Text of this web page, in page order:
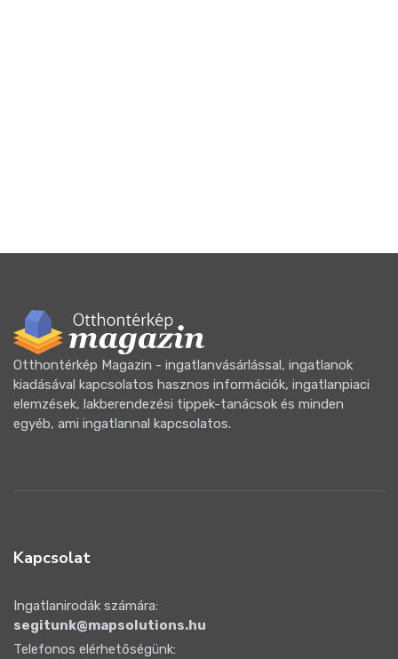
Otthontérkép Magazin - ingatlanvásárlással, ingatlanok
kiadásával kapcsolatos hasznos információk, ingatlanpiaci
elemzések, lakberendezési tippek-tanácsok és minden
egyéb, ami ingatlannal kapcsolatos.
Kapcsolat
Ingatlanirodák számára:
segitunk@mapsolutions.hu
Telefonos elérhetőségünk: